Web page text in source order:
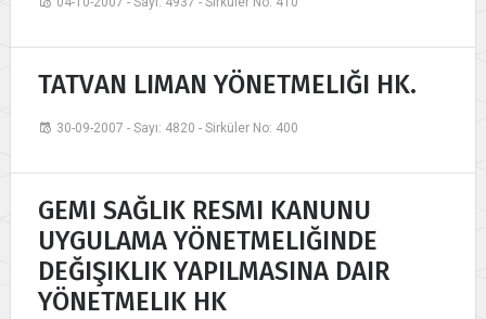
TATVAN LIMAN YÖNETMELIĞI HK.
30-09-2007 - Sayı: 4820 - Sirküler No: 400
GEMI SAĞLIK RESMI KANUNU
UYGULAMA YÖNETMELIĞINDE
DEĞIŞIKLIK YAPILMASINA DAIR
YÖNETMELIK HK